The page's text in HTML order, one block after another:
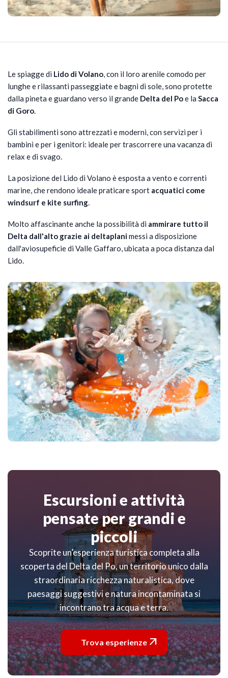
Le spiagge di Lido di Volano, con il loro arenile comodo per
lunghe e rilassanti passeggiate e bagni di sole, sono protette
dalla pineta e guardano verso il grande Delta del Poe la Sacca
di Goro.
Gli stabilimenti sono attrezzati e moderni, con servizi per i
bambini e per i genitori: ideale per trascorrere una vacanza di
relax e di svago.
La posizione del Lido di Volano è esposta a vento e correnti
marine, che rendono ideale praticare sport acquatici come
windsurf e kite surfing.
Molto affascinante anche la possibilità di ammirare tutto il
Delta dall'alto grazie ai deltaplanimessi a disposizione
dall'aviosupeficie di Valle Gaffaro, ubicata a poca distanza dal
Lido.
Escursioni e attività
pensate per grandi e
piccoli
Scoprite un’esperienza turistica completa alla
scoperta del Delta del Po, un territorio unico dalla
straordinaria ricchezza naturalistica, dove
paesaggi suggestivi e natura incontaminata si
incontrano tra acqua e terra.
Trova esperienze 